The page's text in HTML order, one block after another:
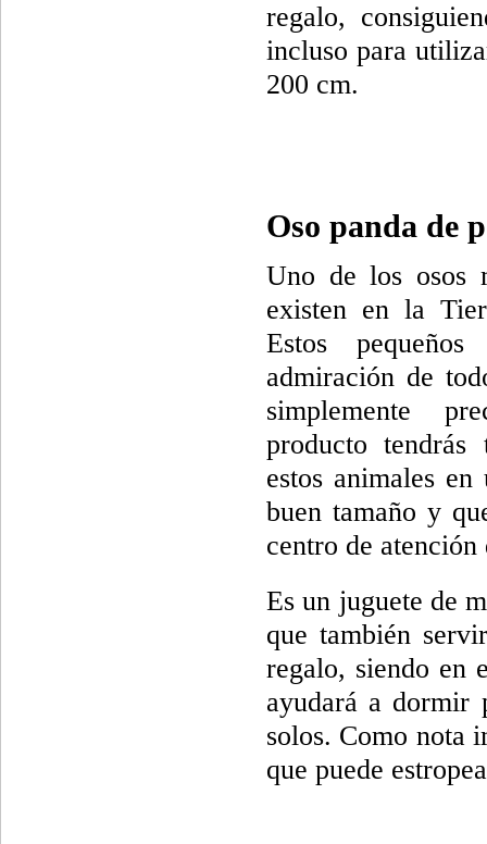
regalo,
incluso para
200 cm.
Oso panda de
Uno de los osos
existen en la
Estos
admiración de
simplemente
producto
estos animales
buen tamaño y
centro de atención
Es un juguete de
que también
regalo, siendo en
ayudará a dormir
solos. Como nota
que puede